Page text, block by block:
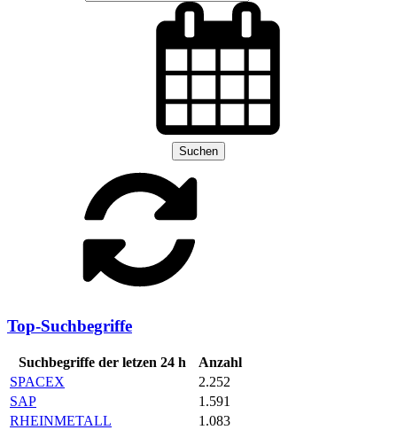
Suchen
Top-Suchbegriffe
Suchbegriffe der letzen 24 h
Anzahl
SPACEX
2.252
SAP
1.591
RHEINMETALL
1.083